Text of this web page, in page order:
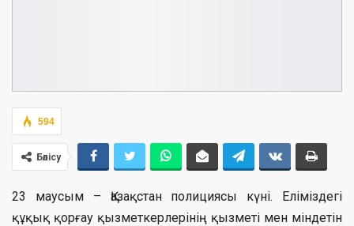
594
Бөлісу
23 маусым – Қазақстан полициясы күні. Еліміздегі
құқық қорғау қызметкерлерінің қызметі мен міндетін